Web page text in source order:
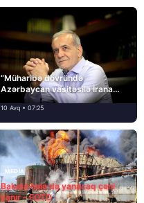
“Müharibə dövründə
Azərbaycan vasitəsilə İrana
yardım və dəstək göstərilib”
10 Avq • 07:25
MEDİA
Bakıda hələ də yanacaq çəni
yanır – FOTO